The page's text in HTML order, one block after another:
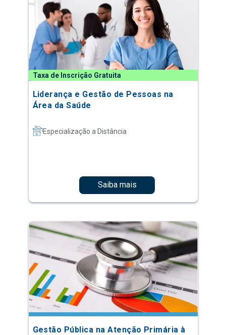
Taxa de Inscrição Gratuita
Liderança e Gestão de Pessoas na
Área da Saúde
Especialização a Distância
Saiba mais
Gestão Pública na Atenção Primária à